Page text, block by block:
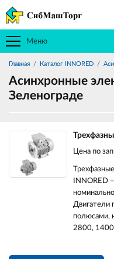
Меню
Главная Каталог INNORED
Асинхронные
Зеленограде
Цена по
INNORED
Двигатели
полюсами,
2800, 1400